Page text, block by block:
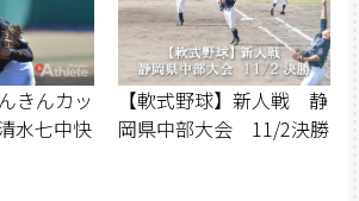
きんカッ
水七中快
【軟式野球】新人戦 静
岡県中部大会 11/2決勝